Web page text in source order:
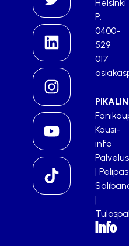
Helsinki
P.
0400-
529
017
Kausi-
info
|
|
Info